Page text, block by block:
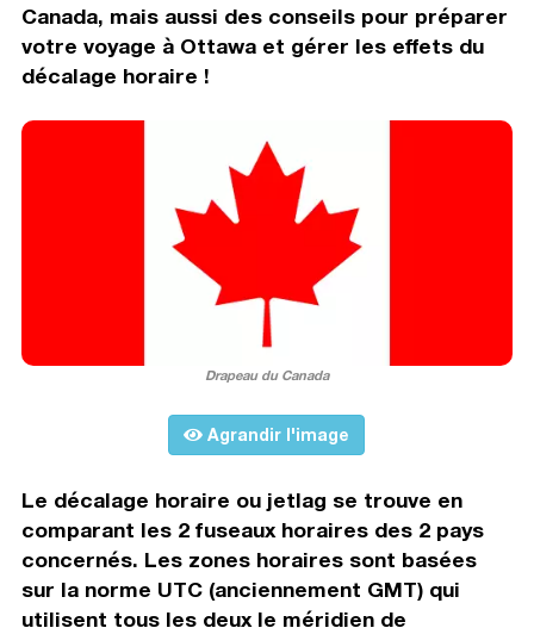
Canada, mais aussi des conseils pour préparer
votre voyage à Ottawa et gérer les effets du
décalage horaire !
Drapeau du Canada
Agrandir l'image
Le décalage horaire ou jetlag se trouve en
comparant les 2 fuseaux horaires des 2 pays
concernés. Les zones horaires sont basées
sur la norme UTC (anciennement GMT) qui
utilisent tous les deux le méridien de